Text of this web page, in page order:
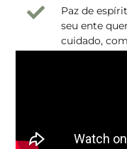
Paz de
seu ente
cuidado,